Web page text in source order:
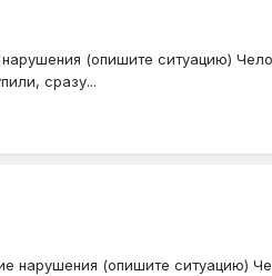
(опишите ситуацию)
сразу...
нарушения (опишите ситуацию)